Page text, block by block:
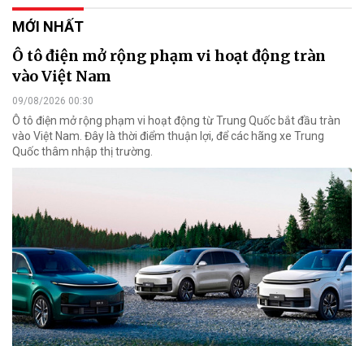
MỚI NHẤT
Ô tô điện mở rộng phạm vi hoạt động tràn
vào Việt Nam
09/08/2026 00:30
Ô tô điện mở rộng phạm vi hoạt động từ Trung Quốc bắt đầu tràn
vào Việt Nam. Đây là thời điểm thuận lợi, để các hãng xe Trung
Quốc thâm nhập thị trường.